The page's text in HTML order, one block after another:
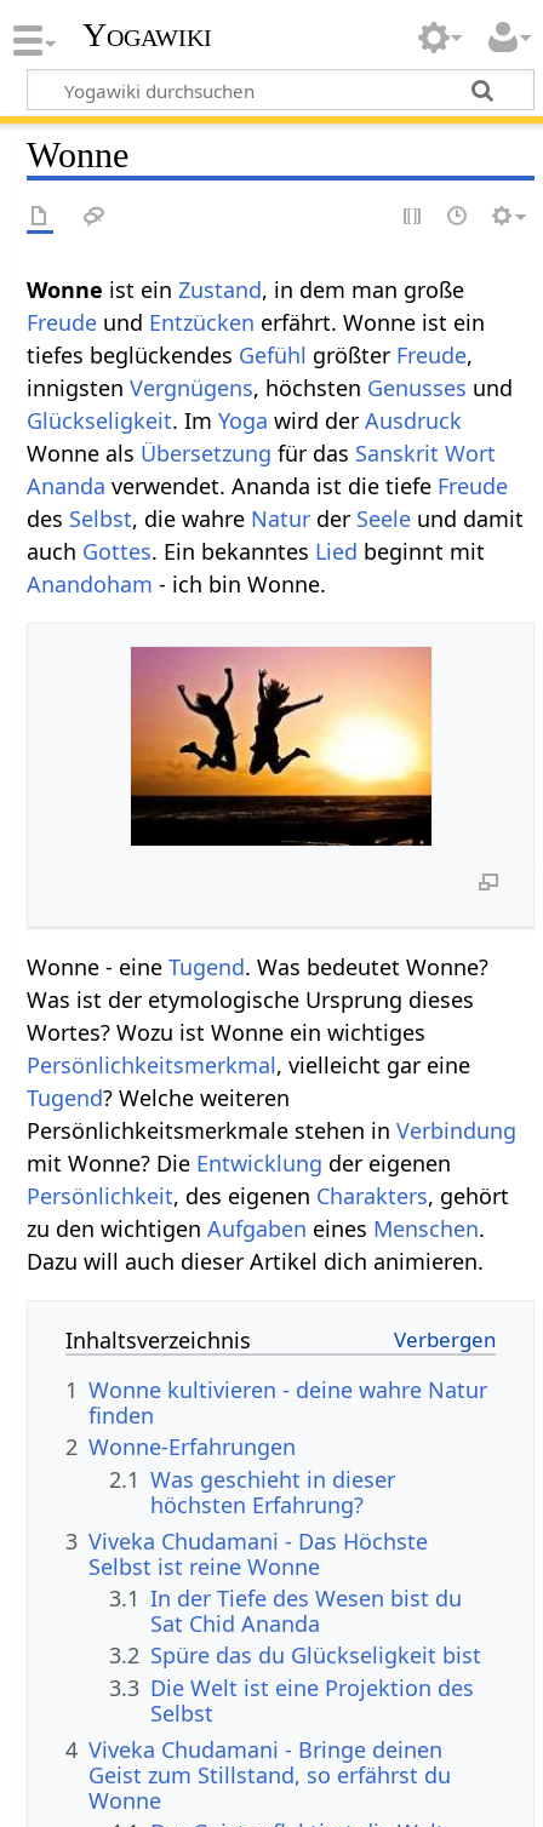
Yogawiki
Wonne
Wonne ist einZustand, in dem man große
Freude und Entzücken erfährt. Wonne ist ein
tiefes beglückendes Gefühl größter Freude,
innigstenVergnügens, höchsten Genusses und
Glückseligkeit. ImYoga wird derAusdruck
Wonne als Übersetzung für das Sanskrit Wort
Ananda verwendet. Ananda ist die tiefe Freude
des Selbst, die wahre Natur der Seele und damit
auch Gottes. Ein bekanntes Lied beginnt mit
Anandoham - ich bin Wonne.
Wonne - eineTugend. Was bedeutet Wonne?
Was ist der etymologische Ursprung dieses
Wortes? Wozu ist Wonne ein wichtiges
Persönlichkeitsmerkmal, vielleicht gar eine
Tugend? Welche weiteren
Persönlichkeitsmerkmale stehen inVerbindung
mit Wonne? Die Entwicklung der eigenen
Persönlichkeit, des eigenen Charakters, gehört
zu den wichtigenAufgaben eines Menschen.
Dazu will auch dieser Artikel dich animieren.
Inhaltsverzeichnis
1 Wonne kultivieren - deine wahre Natur
finden
2 Wonne-Erfahrungen
2.1 Was geschieht in dieser
höchsten Erfahrung?
3 Viveka Chudamani - Das Höchste
Selbst ist reine Wonne
3.1 In der Tiefe des Wesen bist du
Sat Chid Ananda
3.2 Spüre das du Glückseligkeit bist
3.3 Die Welt ist eine Projektion des
Selbst
4 Viveka Chudamani - Bringe deinen
Geist zum Stillstand, so erfährst du
Wonne